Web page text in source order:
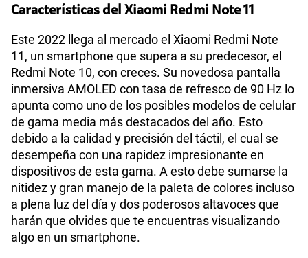
Características del Xiaomi Redmi Note 11
Este 2022 llega al mercado el Xiaomi Redmi Note
11, un smartphone que supera a su predecesor, el
Redmi Note 10, con creces. Su novedosa pantalla
inmersiva AMOLED con tasa de refresco de 90 Hz lo
apunta como uno de los posibles modelos de celular
de gama media más destacados del año. Esto
debido a la calidad y precisión del táctil, el cual se
desempeña con una rapidez impresionante en
dispositivos de esta gama. A esto debe sumarse la
nitidez y gran manejo de la paleta de colores incluso
a plena luz del día y dos poderosos altavoces que
harán que olvides que te encuentras visualizando
algo en un smartphone.